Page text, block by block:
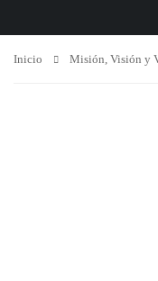
Inicio Misión, Visión y